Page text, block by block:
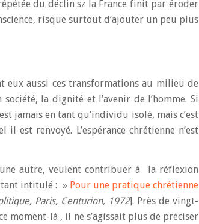
du déclin sz la France finit par éroder
risque surtout d’ajouter un peu plus
aussi ces transformations au milieu de
la dignité et l’avenir de l’homme. Si
jamais en tant qu’individu isolé, mais c’est
est renvoyé. L’espérance chrétienne n’est
autre, veulent contribuer à la réflexion
intitulé : » Pour une pratique chrétienne
Paris, Centurion, 1972]. Près de vingt-
moment-là , il ne s’agissait plus de préciser